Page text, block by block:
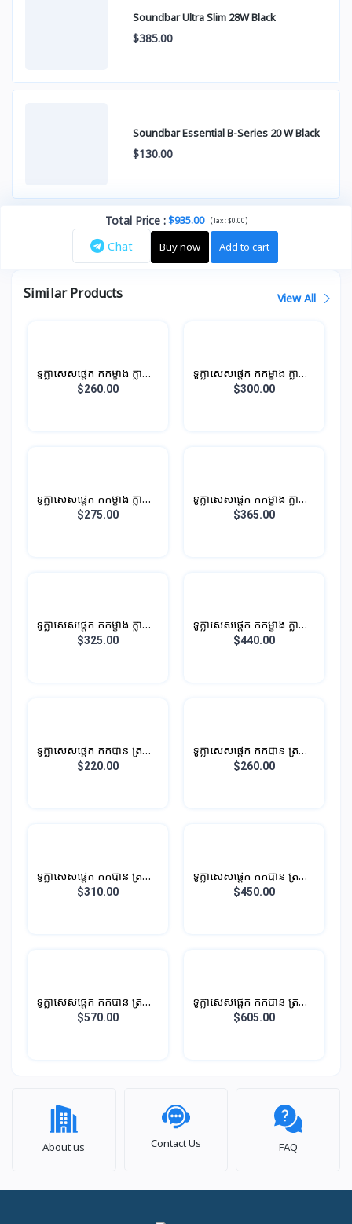
Soundbar Ultra Slim 28W Black
$385.00
Soundbar Essential B-Series 20 W Black
$130.00
Total Price:$935.00 (Tax :$0.00)
Chat Buy now Add to cart
Similar Products View All
ទូក្លាសេសផ្តេក កកម្ខាង ក្លាស្សេ
ម្ខាង បណ្តោយ 0.96M 196L
$260.00
ទូក្លាសេសផ្តេក កកម្ខាង ក្លាស្សេ
ម្ខាង បណ្តោយ 1.1M 210L
$300.00
ទូក្លាសេសផ្តេក កកម្ខាង ក្លាស្សេ
ម្ខាង បណ្តោយ
$275.00
ទូក្លាសេសផ្តេក កកម្ខាង ក្លាស្សេ
ម្ខាង បណ្តោយ 1.2M 286L
$365.00
ទូក្លាសេសផ្តេក កកម្ខាង ក្លាស្សេ
ម្ខាង បណ្តោយ 1.2M 296L
$325.00
ទូក្លាសេសផ្តេក កកម្ខាង ក្លាស្សេ
ម្ខាង បណ្តោយ 1.4M 316L
$440.00
ទូក្លាសេសផ្តេក កកបាន ត្រជាក់
បាន
$220.00
ទូក្លាសេសផ្តេក កកបាន ត្រជាក់
បាន
$260.00
ទូក្លាសេសផ្តេក កកបាន ត្រជាក់
បាន
$310.00
ទូក្លាសេសផ្តេក កកបាន ត្រជាក់
បាន
$450.00
ទូក្លាសេសផ្តេក កកបាន ត្រជាក់
បាន
$570.00
ទូក្លាសេសផ្តេក កកបាន ត្រជាក់
បាន
$605.00
About us Contact Us FAQ